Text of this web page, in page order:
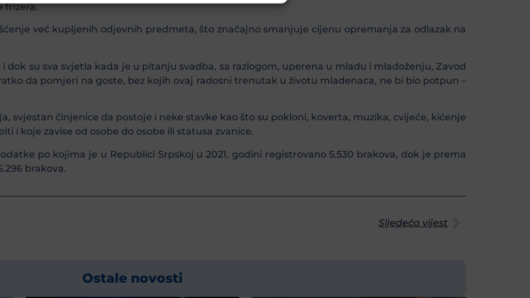
frizera.
već kupljenih odjevnih predmeta, što značajno smanjuje cijenu opremanja za odlazak na
i dok su sva svjetla kada je u pitanju svadba, sa razlogom, uperena u mladu i mladoženju, Zavod
da pomjeri na goste, bez kojih ovaj radosni trenutak u životu mladenaca, ne bi bio potpun –
svjestan činjenice da postoje i neke stavke kao što su pokloni, koverta, muzika, cvijeće, kićenje
i koje zavise od osobe do osobe ili statusa zvanice.
po kojima je u Republici Srpskoj u 2021. godini registrovano 5.530 brakova, dok je prema
brakova.
Sljedeća vijest
Ostale novosti